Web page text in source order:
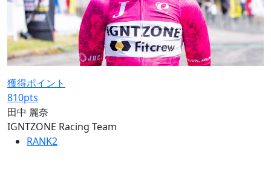
獲得ポイント
810pts
田中 麗奈
IGNTZONE Racing Team
RANK2